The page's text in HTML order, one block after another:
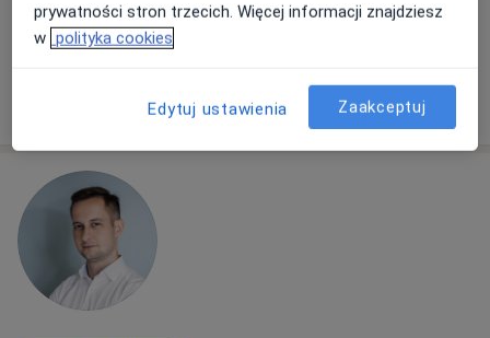
Konsultacja ginekologiczna
od 250 zł
Poproś o wizytę
prywatności stron trzecich. Więcej informacji znajdziesz
w polityka cookies
Edytuj ustawienia Zaakceptuj